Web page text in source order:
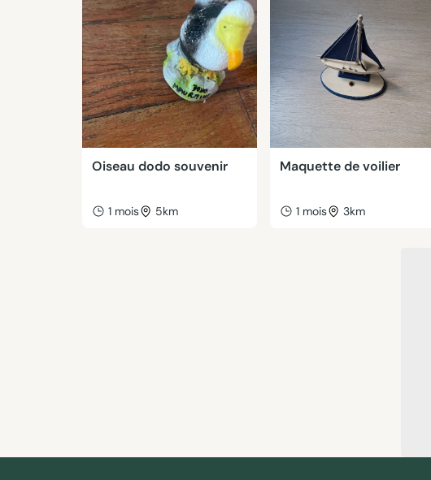
Oiseau dodo souvenir
1 mois 5km
Maquette de voilier
1 mois 3km